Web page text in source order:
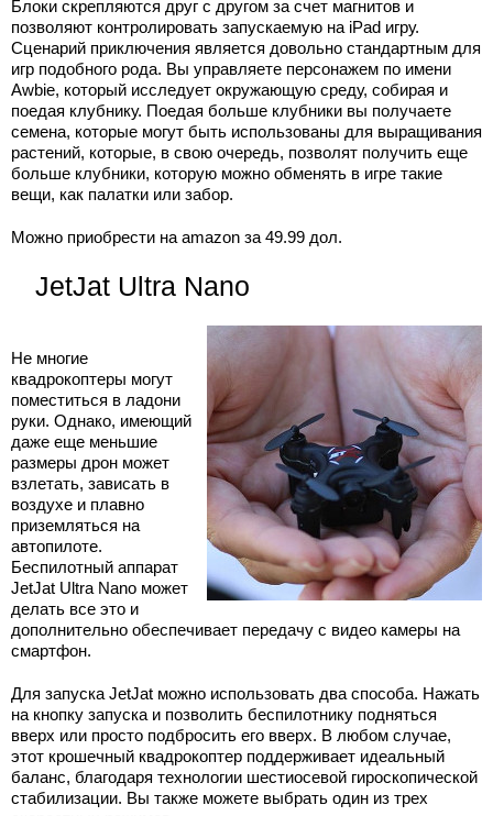
Блоки скрепляются друг с другом за счет магнитов и
позволяют контролировать запускаемую на iPad игру.
Сценарий приключения является довольно стандартным для
игр подобного рода. Вы управляете персонажем по имени
Awbie, который исследует окружающую среду, собирая и
поедая клубнику. Поедая больше клубники вы получаете
семена, которые могут быть использованы для выращивания
растений, которые, в свою очередь, позволят получить еще
больше клубники, которую можно обменять в игре такие
вещи, как палатки или забор.
Можно приобрести на amazon за 49.99 дол.
JetJat Ultra Nano
Не многие
квадрокоптеры могут
поместиться в ладони
руки. Однако, имеющий
даже еще меньшие
размеры дрон может
взлетать, зависать в
воздухе и плавно
приземляться на
автопилоте.
Беспилотный аппарат
JetJat Ultra Nano может
делать все это и
дополнительно обеспечивает передачу с видео камеры на
смартфон.
Для запуска JetJat можно использовать два способа. Нажать
на кнопку запуска и позволить беспилотнику подняться
вверх или просто подбросить его вверх. В любом случае,
этот крошечный квадрокоптер поддерживает идеальный
баланс, благодаря технологии шестиосевой гироскопической
стабилизации. Вы также можете выбрать один из трех